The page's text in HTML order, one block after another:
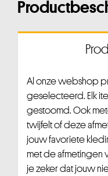
Al onze webshop
geselecteerd. Elk
gestoomd. Ook
twijfelt of deze
jouw favoriete
met de afmetingen
je zeker dat jouw